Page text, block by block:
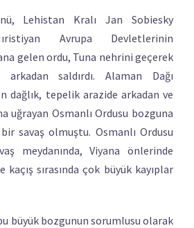
Lehistan Kralı Jan Sobiesky
Avrupa Devletlerinin
gelen ordu, Tuna nehrini geçerek
arkadan saldırdı. Alaman Dağı
dağlık, tepelik arazide arkadan ve
uğrayan Osmanlı Ordusu bozguna
savaş olmuştu. Osmanlı Ordusu
meydanında, Viyana önlerinde
kaçış sırasında çok büyük kayıplar
büyük bozgunun sorumlusu olarak